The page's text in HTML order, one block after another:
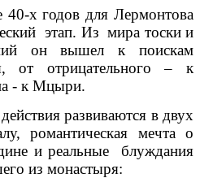
для Лермонтова
этап. Из мира тоски и
он вышел к поискам
от отрицательного – к
- к Мцыри.
развиваются в двух
романтическая мечта о
и реальные блуждания
из монастыря: